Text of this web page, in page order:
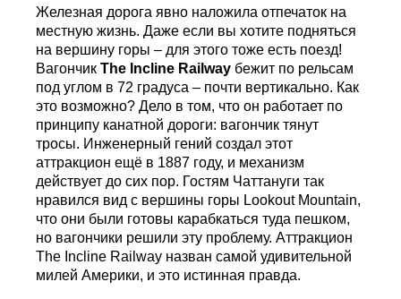
Железная дорога явно наложила отпечаток на
местную жизнь. Даже если вы хотите подняться
на вершину горы – для этого тоже есть поезд!
ВагончикThe Incline Railway бежит по рельсам
под углом в 72 градуса – почти вертикально. Как
это возможно? Дело в том, что он работает по
принципу канатной дороги: вагончик тянут
тросы. Инженерный гений создал этот
аттракцион ещё в 1887 году, и механизм
действует до сих пор. Гостям Чаттануги так
нравился вид с вершины горы Lookout Mountain,
что они были готовы карабкаться туда пешком,
но вагончики решили эту проблему. Аттракцион
The Incline Railway назван самой удивительной
милей Америки, и это истинная правда.